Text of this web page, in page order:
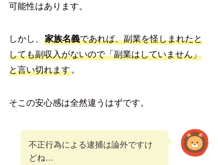
可能性はあります。
しかし、 家族名義であれば、副業を怪しまれたと
しても副収入がないので「副業はしていません」
と言い切れます。
そこの安心感は全然違うはずです。
不正行為による逮捕は論外ですけ
どね…